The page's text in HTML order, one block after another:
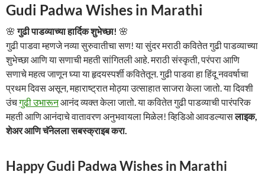
Gudi Padwa Wishes in Marathi
🌸गुढी पाडव्याच्या हार्दिक शुभेच्छा! 🌸
गुढी पाडवा म्हणजे नव्या सुरुवातीचा सण! या सुंदर मराठी कवितेत गुढी पाडव्याच्या
शुभेच्छा आणि या सणाची महती सांगितली आहे. मराठी संस्कृती, परंपरा आणि
सणाचे महत्व जाणून घ्या या हृदयस्पर्शी कवितेतून. गुढी पाडवा हा हिंदू नववर्षाचा
प्रथम दिवस असून, महाराष्ट्रात मोठ्या उत्साहात साजरा केला जातो. या दिवशी
उंचगुढी उभारूनआनंद व्यक्त केला जातो. या कवितेत गुढी पाडव्याची पारंपरिक
महती आणि आनंदाचे वातावरण अनुभवायला मिळेल! व्हिडिओ आवडल्यासलाइक,
शेअर आणि चॅनेलला सबस्क्राइब करा.
Happy Gudi Padwa Wishes in Marathi